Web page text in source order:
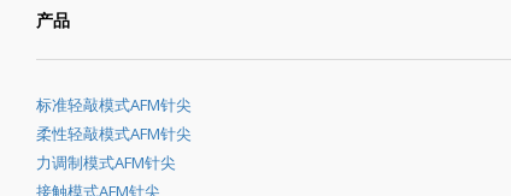
产品
标准轻敲模式AFM针尖
柔性轻敲模式AFM针尖
力调制模式AFM针尖
接触模式AFM针尖